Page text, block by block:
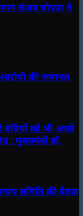
संजय चोपड़ा ने
आरोपी की जमानत
बंदियों को भी अच्छे
: मुख्यमंत्री डॉ.
समिति की बैठक